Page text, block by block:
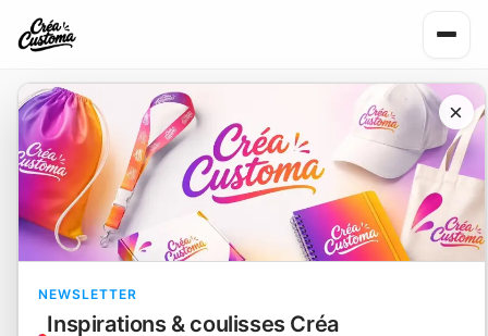
×
NEWSLETTER
Inspirations & coulisses Créa
Accueil/Actualités Kopel : la trousse de toilette personnal…